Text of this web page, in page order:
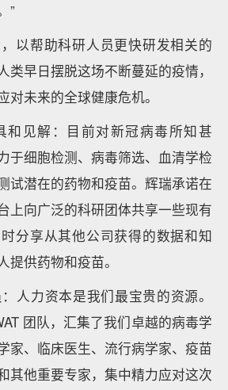
”
以帮助科研人员更快研发相关的
类早日摆脱这场不断蔓延的疫情，
对未来的全球健康危机。
和见解：目前对新冠病毒所知甚
于细胞检测、病毒筛选、血清学检
试潜在的药物和疫苗。辉瑞承诺在
上向广泛的科研团体共享一些现有
分享从其他公司获得的数据和知
提供药物和疫苗。
人力资本是我们最宝贵的资源。
团队，汇集了我们卓越的病毒学
家、临床医生、流行病学家、疫苗
其他重要专家，集中精力应对这次